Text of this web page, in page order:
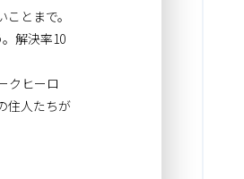
とまで。
解決率10
クヒーロ
住人たちが